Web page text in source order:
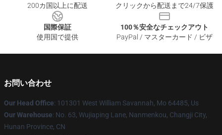
200カ国以上に配送
クリックから配送まで24/7保護
国際保証
使用国で提供
100％安全なチェックアウト
PayPal / マスターカード / ビザ
お問い合わせ
Our Head Office: 101301 West William Savannah, Mo 64485, Us
Our Warehouse: No. 63, Wujiaping Lane, Nanmenkou, Changji City,
Hunan Province, CN